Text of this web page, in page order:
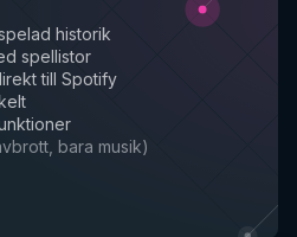
historik
spellistor
till Spotify
bara musik)